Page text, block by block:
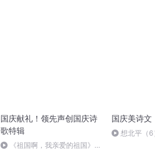
国庆献礼！领先声创国庆诗
歌特辑
《祖国啊，我亲爱的祖国》温
国庆美诗文
想北平（6